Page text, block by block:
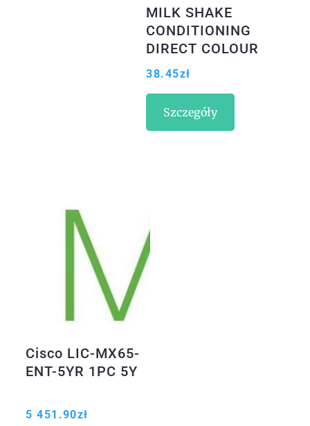
MILK SHAKE
CONDITIONING
DIRECT COLOUR
TONER DO
BROWN 100ML
38.45zł
Szczegóły
Cisco LIC-MX65-
ENT-5YR 1PC 5Y
5 451.90zł